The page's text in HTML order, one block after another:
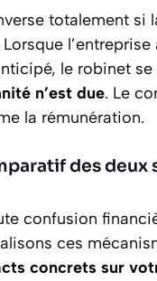
totalement si
le robinet se
n’est due. Le
la rémunération.
des deux
confusion
ces
concrets sur